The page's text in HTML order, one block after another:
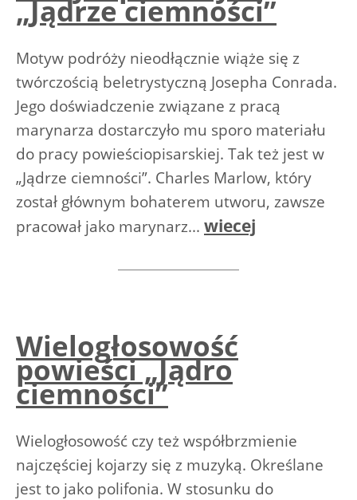
„Jądrze ciemności”
Motyw podróży nieodłącznie wiąże się z
twórczością beletrystyczną Josepha Conrada.
Jego doświadczenie związane z pracą
marynarza dostarczyło mu sporo materiału
do pracy powieściopisarskiej. Tak też jest w
„Jądrze ciemności”. Charles Marlow, który
został głównym bohaterem utworu, zawsze
pracował jako marynarz... wiecej
Wielogłosowość
powieści „Jądro
ciemności”
Wielogłosowość czy też współbrzmienie
najczęściej kojarzy się z muzyką. Określane
jest to jako polifonia. W stosunku do